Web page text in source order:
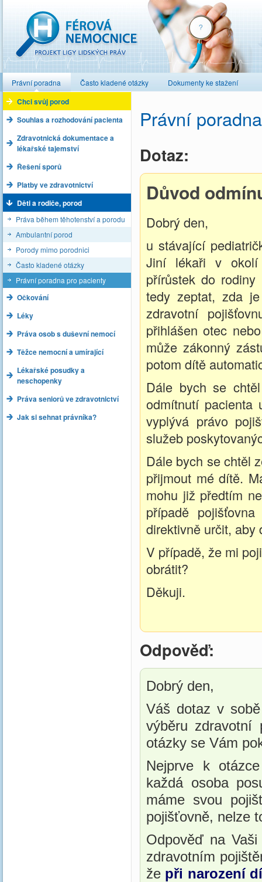
Právní poradna Často kladené otázky Dokumenty ke stažení
Chci svůj porod
Souhlas a rozhodování pacienta
Zdravotnická dokumentace a
lékařské tajemství
Řešení sporů
Platby ve zdravotnictví
Děti a rodiče, porod
Práva během těhotenství a porodu
Ambulantní porod
Porody mimo porodnici
Často kladené otázky
Právní poradna pro pacienty
Očkování
Léky
Práva osob s duševní nemocí
Těžce nemocní a umírající
Lékařské posudky a
neschopenky
Práva seniorů ve zdravotnictví
Jak si sehnat právníka?
Právní
Dotaz:
Důvod
Dobrý den,
u stávající
Jiní lékaři v okolí
přírůstek do
tedy zeptat, zda
zdravotní
přihlášen otec
může zákonný
potom dítě
Dále bych se
odmítnutí pacienta
vyplývá právo
služeb
Dále bych se chtěl
přijmout mé dítě.
mohu již předtím
případě
direktivně určit,
V případě, že mi
obrátit?
Děkuji.
Odpověď:
Dobrý den,
Váš dotaz v
výběru zdravotní
otázky se Vám
Nejprve k
každá osoba
máme svou
pojišťovně, nelze
Odpověď na
zdravotním
že při narození